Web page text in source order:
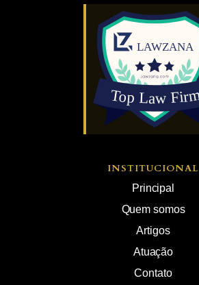
INSTITUCIONAL
Principal
Quem somos
Artigos
Atuação
Contato